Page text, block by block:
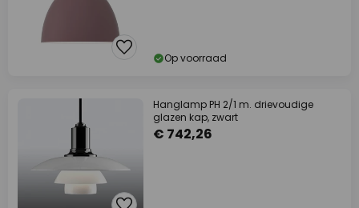
Op voorraad
Hanglamp PH 2/1 m. drievoudige
glazen kap, zwart
€ 742,26